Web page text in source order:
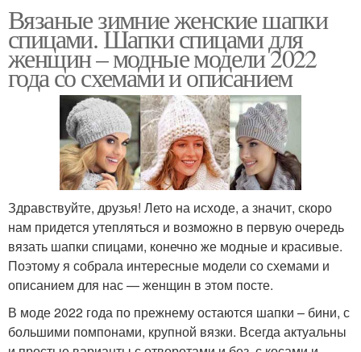
Вязаные зимние женские шапки
спицами. Шапки спицами для
женщин – модные модели 2022
года со схемами и описанием
Здравствуйте, друзья! Лето на исходе, а значит, скоро
нам придется утепляться и возможно в первую очередь
вязать шапки спицами, конечно же модные и красивые.
Поэтому я собрала интересные модели со схемами и
описанием для нас — женщин в этом посте.
В моде 2022 года по прежнему остаются шапки – бини, с
большими помпонами, крупной вязки. Всегда актуальны